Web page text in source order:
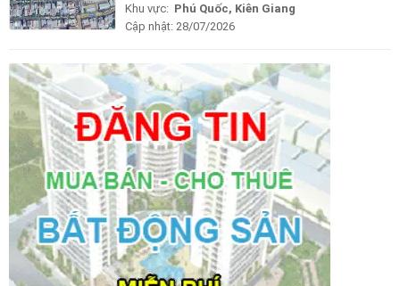
Khu vực: Phú Quốc, Kiên Giang
Cập nhật: 28/07/2026